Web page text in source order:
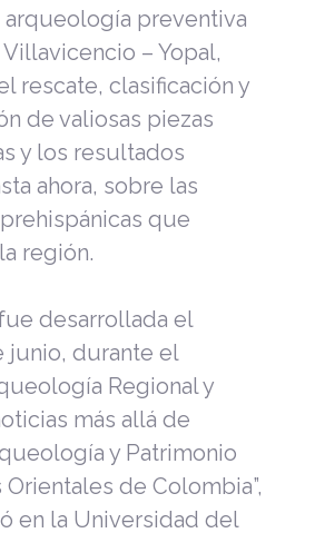
preventiva
– Yopal,
rescate, clasificación y
de valiosas piezas
y los resultados
ahora, sobre las
que
región.
desarrollada el
junio, durante el
Regional y
más allá de
y Patrimonio
de Colombia”,
en la Universidad del